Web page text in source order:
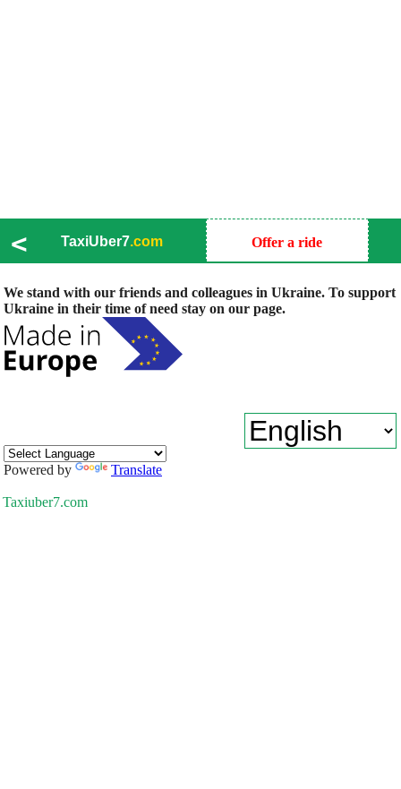
< TaxiUber7.com Offer a ride
We stand with our friends and colleagues in Ukraine. To support
Ukraine in their time of need stay on our page.
Powered by Translate
Taxiuber7.com